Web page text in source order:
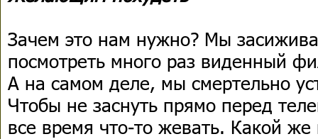
Зачем это нам нужно? Мы
посмотреть много раз виденный
А на самом деле, мы смертельно
Чтобы не заснуть прямо перед
все время что-то жевать. Какой же